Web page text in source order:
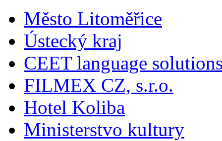
Město Litoměřice
Ústecký kraj
CEET language
FILMEX CZ, s.r.o.
Hotel Koliba
Ministerstvo kultury